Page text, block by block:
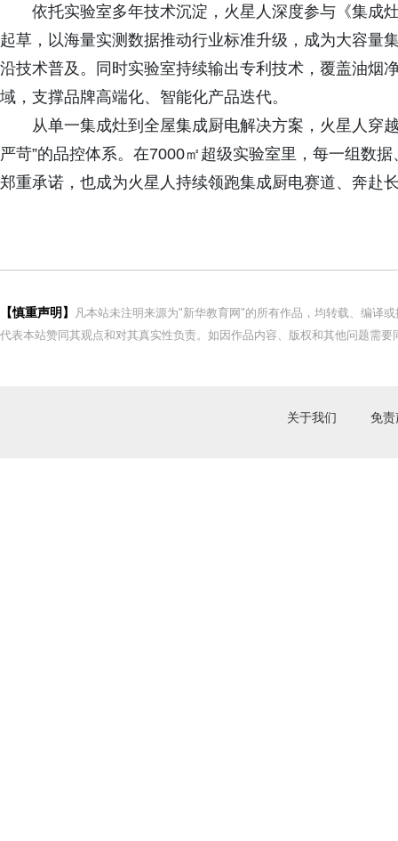
依托实验室多年技术沉淀，火星人深度参与《集成
起草，以海量实测数据推动行业标准升级，成为大容量
沿技术普及。同时实验室持续输出专利技术，覆盖油烟
域，支撑品牌高端化、智能化产品迭代。
从单一集成灶到全屋集成厨电解决方案，火星人穿
严苛”的品控体系。在7000㎡超级实验室里，每一组数
郑重承诺，也成为火星人持续领跑集成厨电赛道、奔赴
【慎重声明】
凡本站未注明来源为"新华教育网"的所有作品，均转载、编译
代表本站赞同其观点和对其真实性负责。如因作品内容、版权和其他问题需
关于我们 免责